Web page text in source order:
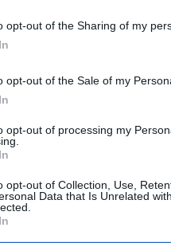
opt-out of the Sharing of my
opt-out of the Sale of my
opt-out of processing my
opt-out of Collection, Use,
Data that Is Unrelated
εδώ, όλα καλά. Η Λ.
της ζωής. Ψάχνει να
πεντάχρονου εαυτού
υπάρχει χωρίς να
που μεγαλώσαμε, τι
δεν είναι πια εδώ,
διαταραχών
και για τις οποίες
Όμως δεν κρατάει για